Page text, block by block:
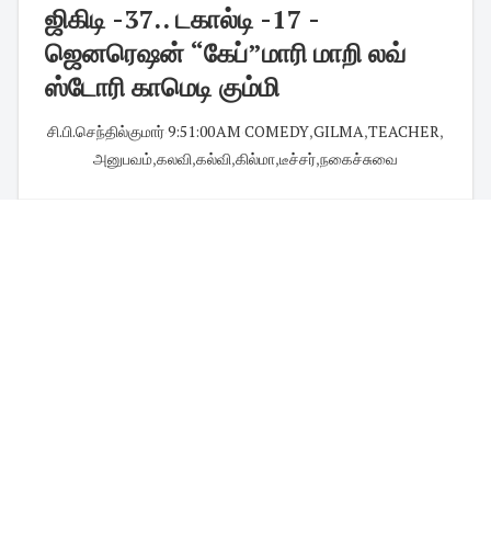
ஜிகிடி -37.. டகால்டி -17 -
ஜெனரெஷன் “கேப்”மாரி மாறி லவ்
ஸ்டோரி காமெடி கும்மி
சி.பி.செந்தில்குமார்9:51:00 AM COMEDY,GILMA,TEACHER,
அனுபவம்,கலவி,கல்வி,கில்மா,டீச்சர்,நகைச்சுவை